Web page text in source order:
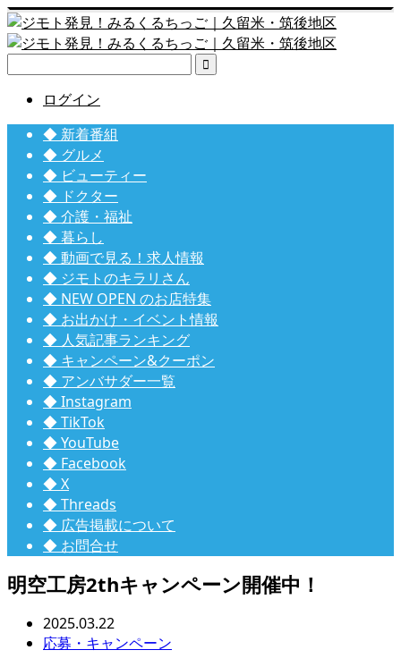

ログイン
◆ 新着番組
◆ グルメ
◆ ビューティー
◆ ドクター
◆ 介護・福祉
◆ 暮らし
◆ 動画で見る！求人情報
◆ ジモトのキラリさん
◆ NEW OPEN のお店特集
◆ お出かけ・イベント情報
◆ 人気記事ランキング
◆ キャンペーン&クーポン
◆ アンバサダー一覧
◆ Instagram
◆ TikTok
◆ YouTube
◆ Facebook
◆ X
◆ Threads
◆ 広告掲載について
◆ お問合せ
明空工房2thキャンペーン開催中！
2025.03.22
応募・キャンペーン